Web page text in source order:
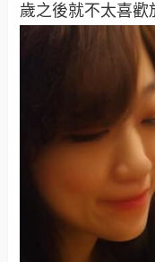
歲之後就不太喜歡